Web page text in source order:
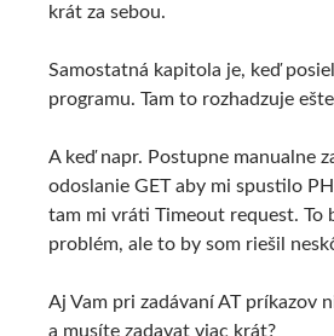
krát za sebou.
Samostatná kapitola je, keď
programu. Tam to rozhadzuje
A keď napr. Postupne manualne
odoslanie GET aby mi spustilo
tam mi vráti Timeout request. To
problém, ale to by som riešil
Aj Vam pri zadávaní AT príkazov
a musíte zadavat viac krát?